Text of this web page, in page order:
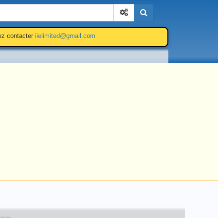
Cherchez
contacter iielimited@gmail.com